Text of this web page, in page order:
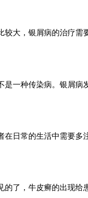
大，银屑病的治疗
一种传染病。银屑
日常的生活中需要
了，牛皮癣的出现